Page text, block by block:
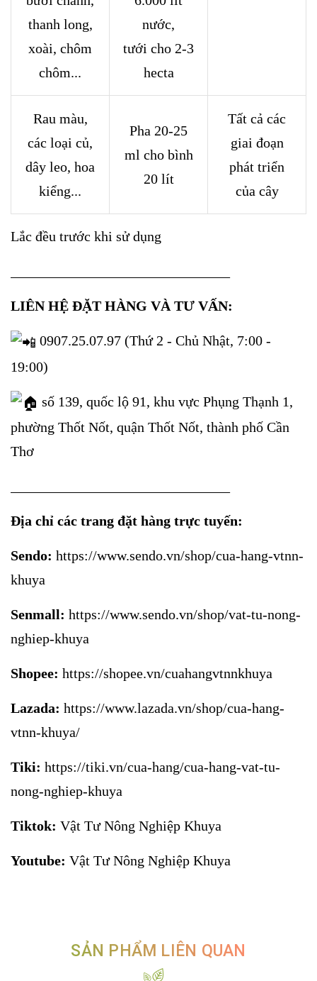
thanh long,
xoài, chôm
chôm...
nước,
tưới cho 2-3
hecta
Rau màu,
các loại củ,
dây leo, hoa
kiểng...
Pha 20-25
ml cho bình
20 lít
Tất cả các
giai đoạn
phát triển
của cây
Lắc đều trước khi sử dụng
LIÊN HỆ ĐẶT HÀNG VÀ TƯ VẤN:
0907.25.07.97 (Thứ 2 - Chủ Nhật, 7:00 -
19:00)
số 139, quốc lộ 91, khu vực Phụng Thạnh 1,
phường Thốt Nốt, quận Thốt Nốt, thành phố Cần
Thơ
Địa chỉ các trang đặt hàng trực tuyến:
Sendo: https://www.sendo.vn/shop/cua-hang-vtnn-
khuya
Senmall: https://www.sendo.vn/shop/vat-tu-nong-
nghiep-khuya
Shopee: https://shopee.vn/cuahangvtnnkhuya
Lazada: https://www.lazada.vn/shop/cua-hang-
vtnn-khuya/
Tiki: https://tiki.vn/cua-hang/cua-hang-vat-tu-
nong-nghiep-khuya
Tiktok: Vật Tư Nông Nghiệp Khuya
Youtube: Vật Tư Nông Nghiệp Khuya
SẢN PHẨM LIÊN QUAN